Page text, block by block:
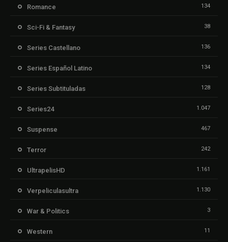
Romance 134
Sci-Fi & Fantasy 38
Series Castellano 136
Series Español Latino 134
Series Subtituladas 128
Series24 1.047
Suspense 467
Terror 242
UltrapelisHD 1.161
Verpeliculasultra 1.130
War & Politics 3
Western 11